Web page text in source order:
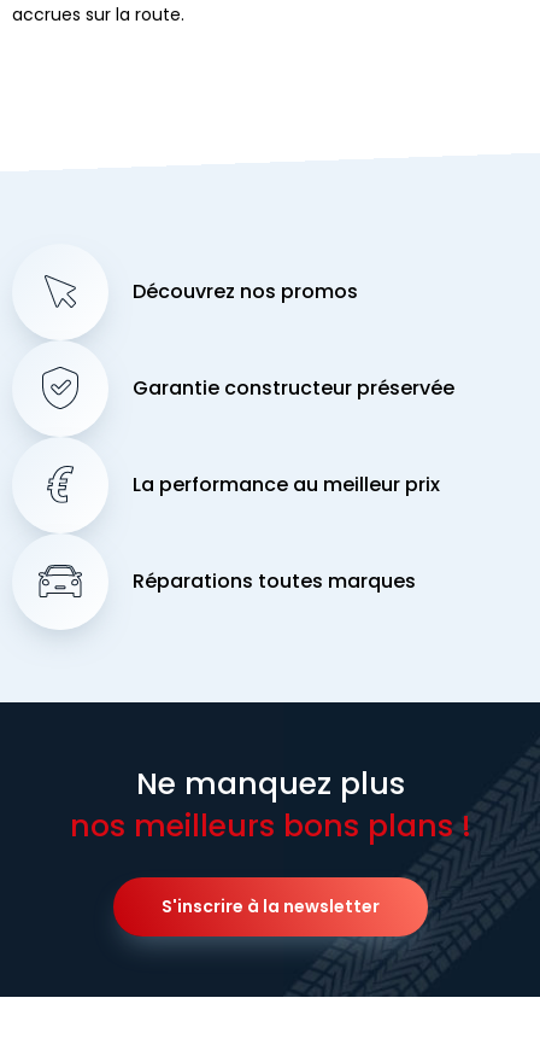
accrues sur la route.
Découvrez nos promos
Garantie constructeur préservée
La performance au meilleur prix
Réparations toutes marques
Ne manquez plus
nos meilleurs bons plans !
S'inscrire à la newsletter